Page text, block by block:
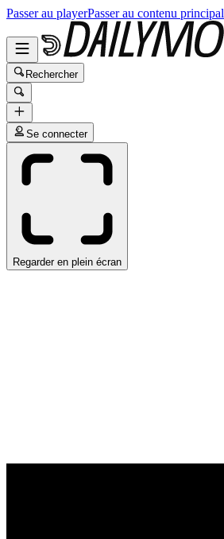
Passer au playerPasser au contenu principal
Rechercher
Se connecter
Regarder en plein écran